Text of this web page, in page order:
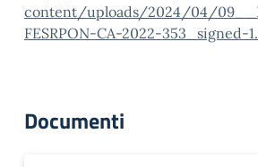
content/uploads/2024/04/
FESRPON-CA-2022-353_signed-
Documenti